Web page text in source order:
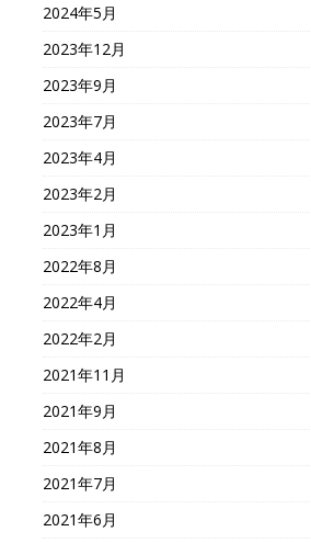
2024年5月
2023年12月
2023年9月
2023年7月
2023年4月
2023年2月
2023年1月
2022年8月
2022年4月
2022年2月
2021年11月
2021年9月
2021年8月
2021年7月
2021年6月